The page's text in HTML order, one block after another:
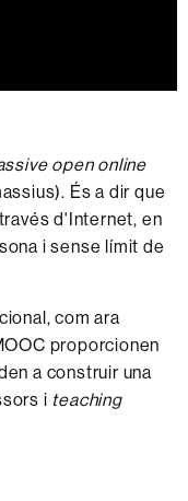
open online
És a dir que
d'Internet, en
i sense límit de
com ara
proporcionen
a construir una
i teaching